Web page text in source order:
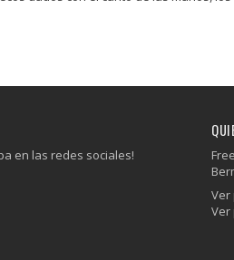
en las redes sociales!
Ver
Ver